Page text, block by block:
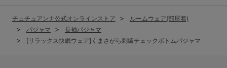
チュチュアンナ公式オンラインストア
ルームウェア(部屋着)
パジャマ
長袖パジャマ
[リラックス快眠ウェア]くまさがら刺繍チェックボトムパジャマ